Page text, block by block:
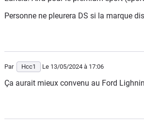
Personne ne pleurera DS si la marque
Par Hcc1 Le 13/05/2024 à 17:06
Ça aurait mieux convenu au Ford